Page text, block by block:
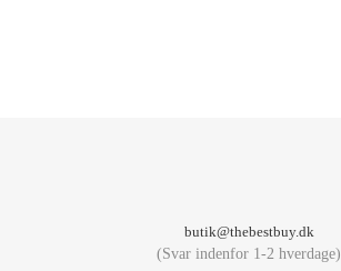
butik@thebestbuy.dk
(Svar indenfor 1-2 hverdage)